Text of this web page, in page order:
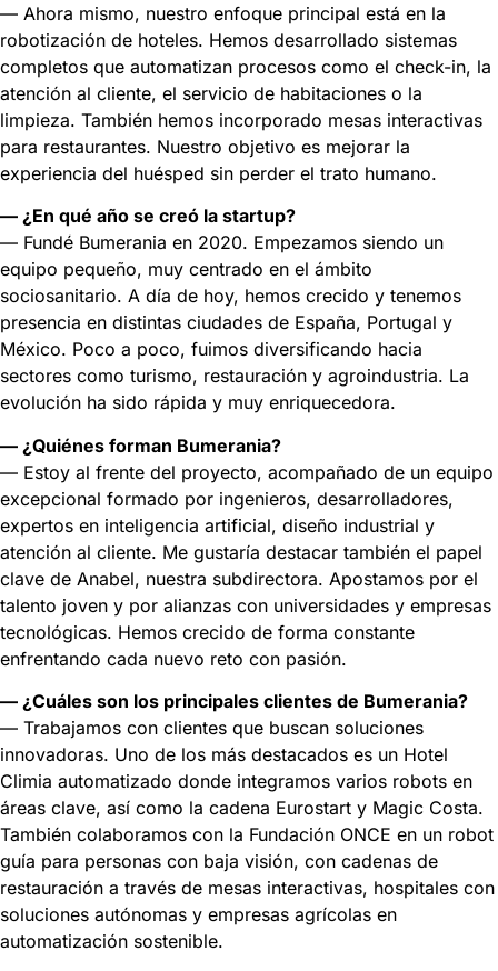
— Ahora mismo, nuestro enfoque principal está en la
robotización de hoteles. Hemos desarrollado sistemas
completos que automatizan procesos como el check-in, la
atención al cliente, el servicio de habitaciones o la
limpieza. También hemos incorporado mesas interactivas
para restaurantes. Nuestro objetivo es mejorar la
experiencia del huésped sin perder el trato humano.
— ¿En qué año se creó la startup?
— Fundé Bumerania en 2020. Empezamos siendo un
equipo pequeño, muy centrado en el ámbito
sociosanitario. A día de hoy, hemos crecido y tenemos
presencia en distintas ciudades de España, Portugal y
México. Poco a poco, fuimos diversificando hacia
sectores como turismo, restauración y agroindustria. La
evolución ha sido rápida y muy enriquecedora.
— ¿Quiénes forman Bumerania?
— Estoy al frente del proyecto, acompañado de un equipo
excepcional formado por ingenieros, desarrolladores,
expertos en inteligencia artificial, diseño industrial y
atención al cliente. Me gustaría destacar también el papel
clave de Anabel, nuestra subdirectora. Apostamos por el
talento joven y por alianzas con universidades y empresas
tecnológicas. Hemos crecido de forma constante
enfrentando cada nuevo reto con pasión.
— ¿Cuáles son los principales clientes de Bumerania?
— Trabajamos con clientes que buscan soluciones
innovadoras. Uno de los más destacados es un Hotel
Climia automatizado donde integramos varios robots en
áreas clave, así como la cadena Eurostart y Magic Costa.
También colaboramos con la Fundación ONCE en un robot
guía para personas con baja visión, con cadenas de
restauración a través de mesas interactivas, hospitales con
soluciones autónomas y empresas agrícolas en
automatización sostenible.